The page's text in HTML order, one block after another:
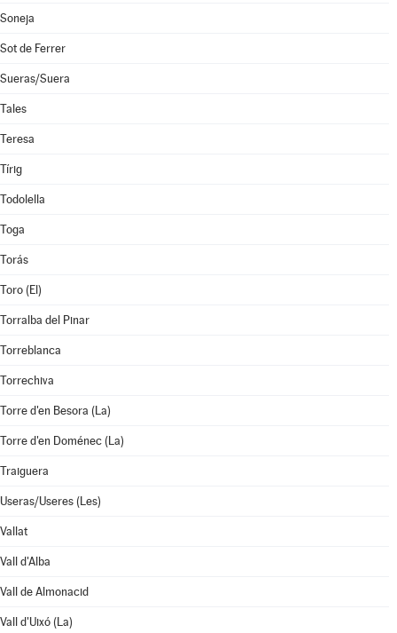
Soneja
Sot de Ferrer
Sueras/Suera
Tales
Teresa
Tírig
Todolella
Toga
Torás
Toro (El)
Torralba del Pinar
Torreblanca
Torrechiva
Torre d'en Besora (La)
Torre d'en Doménec (La)
Traiguera
Useras/Useres (Les)
Vallat
Vall d'Alba
Vall de Almonacid
Vall d'Uixó (La)